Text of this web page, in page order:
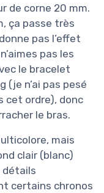
de corne 20 mm.
ça passe très
pas l’effet
pas les
le bracelet
(je n’ai pas pesé
cet ordre), donc
le bras.
mais
clair (blanc)
détails
certains chronos